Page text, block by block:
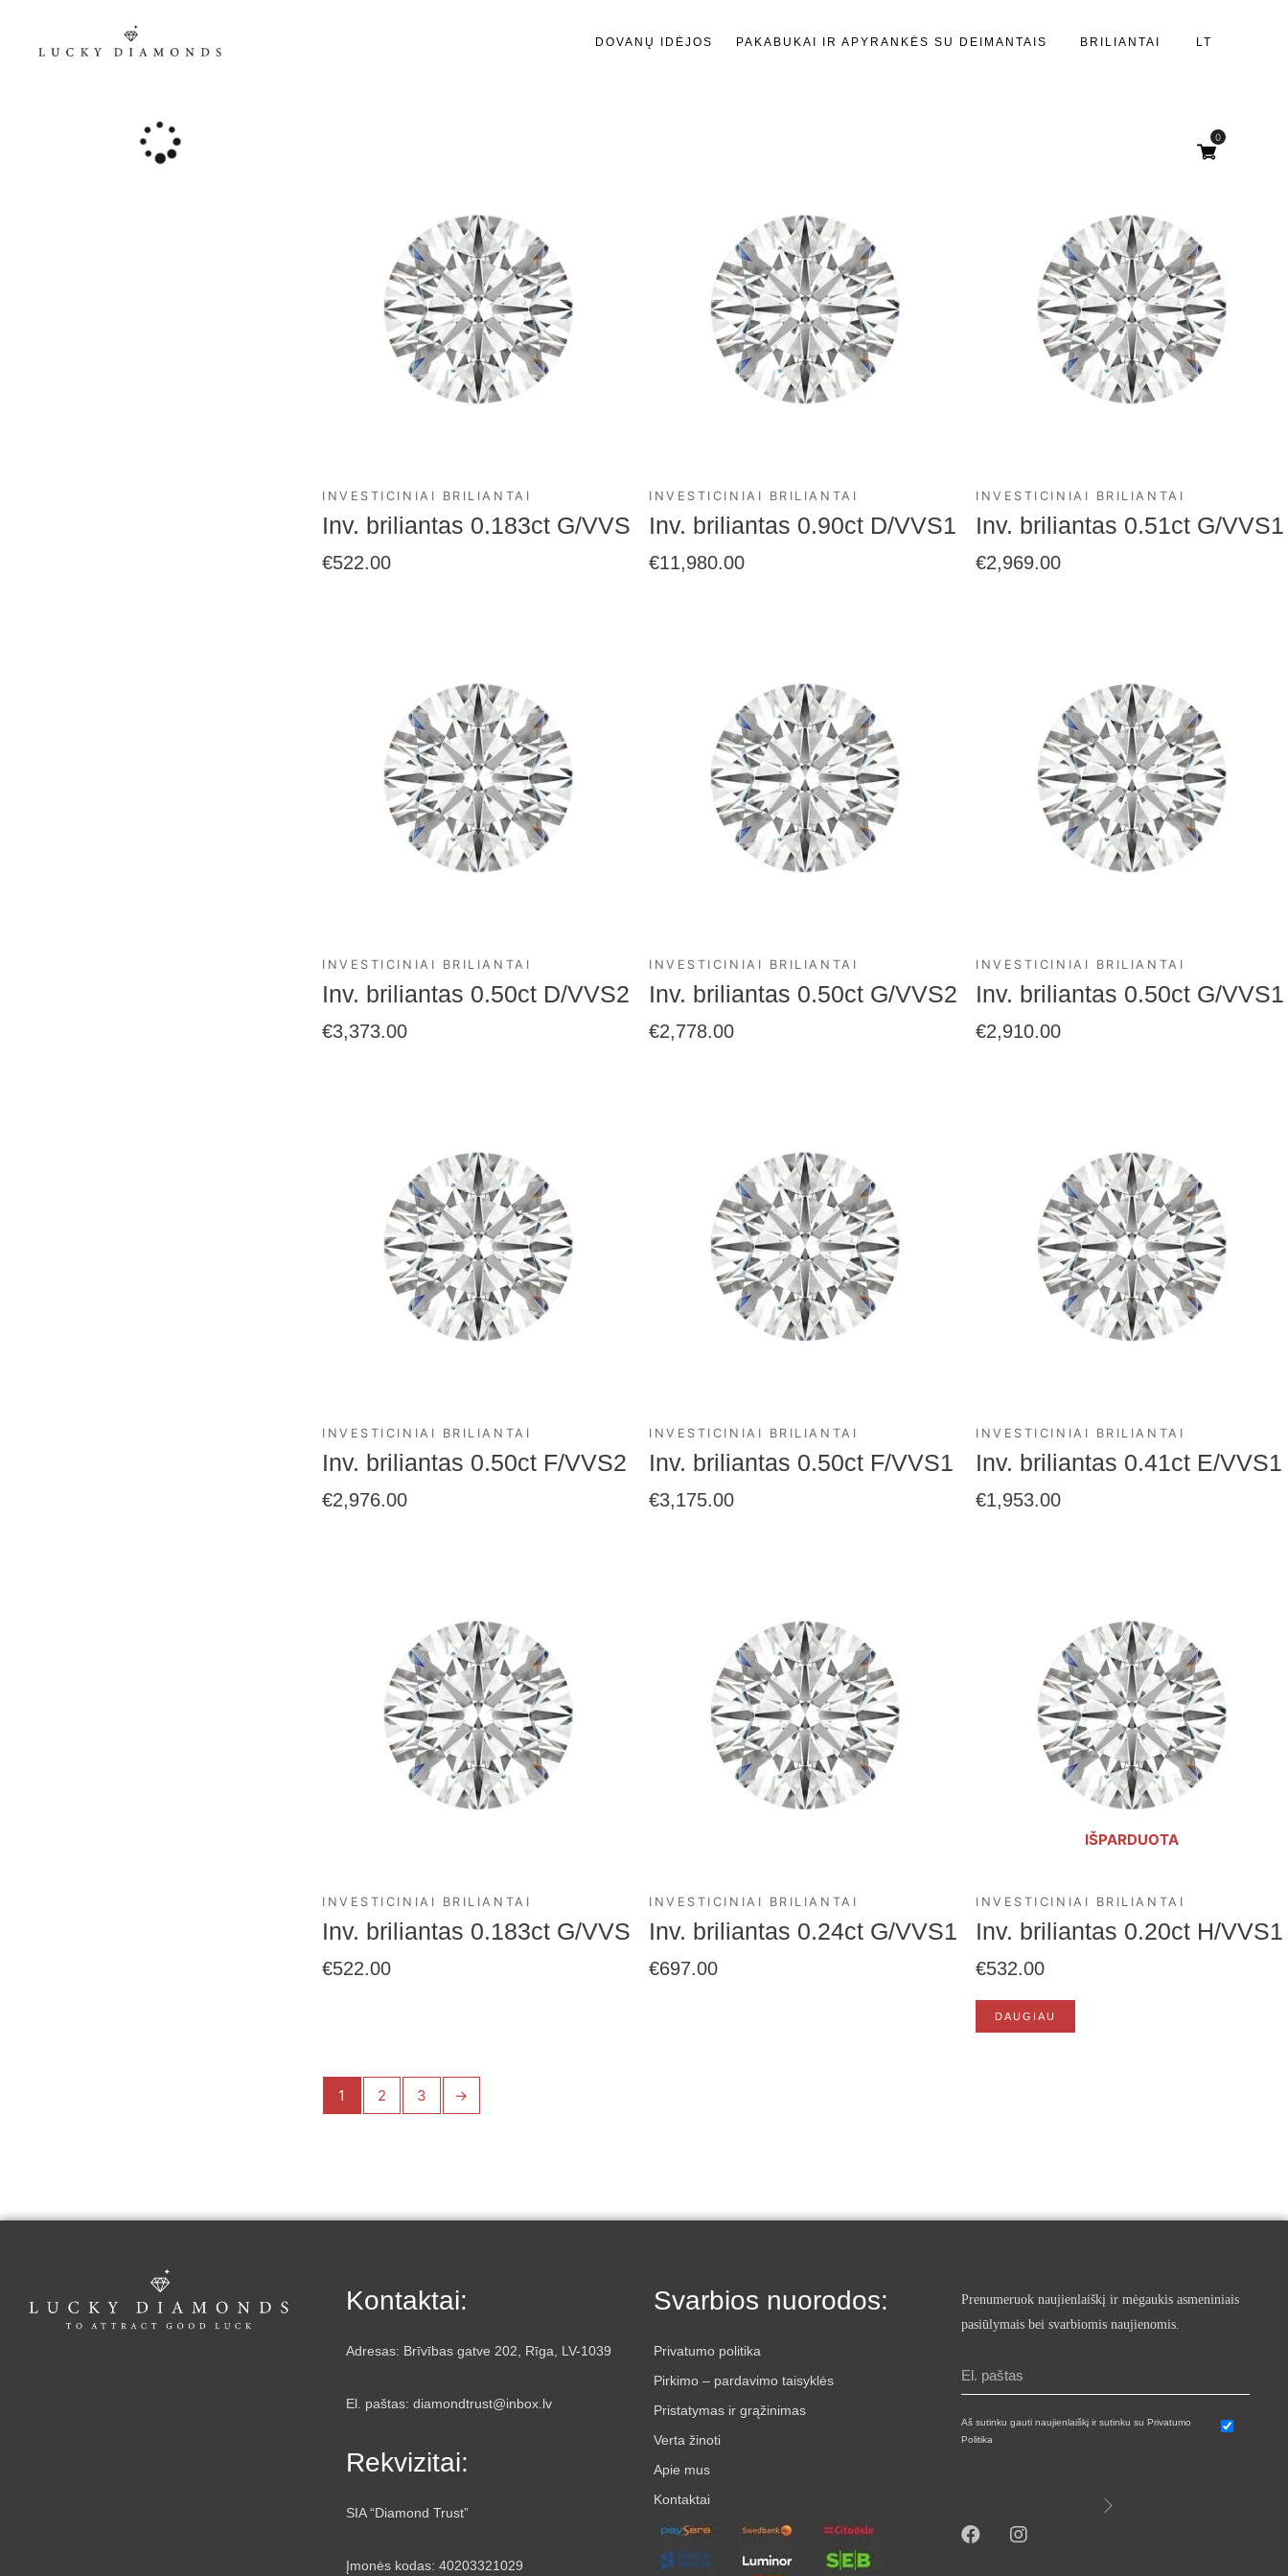
DOVANŲ IDĖJOS PAKABUKAI IR APYRANKĖS SU DEIMANTAIS BRILIANTAI LT
INVESTICINIAI BRILIANTAI
Inv. briliantas 0.183ct G/VVS
€522.00
INVESTICINIAI BRILIANTAI
Inv. briliantas 0.90ct D/VVS1
€11,980.00
INVESTICINIAI BRILIANTAI
Inv. briliantas 0.51ct G/VVS1
€2,969.00
INVESTICINIAI BRILIANTAI
Inv. briliantas 0.50ct D/VVS2
€3,373.00
INVESTICINIAI BRILIANTAI
Inv. briliantas 0.50ct G/VVS2
€2,778.00
INVESTICINIAI BRILIANTAI
Inv. briliantas 0.50ct G/VVS1
€2,910.00
INVESTICINIAI BRILIANTAI
Inv. briliantas 0.50ct F/VVS2
€2,976.00
INVESTICINIAI BRILIANTAI
Inv. briliantas 0.50ct F/VVS1
€3,175.00
INVESTICINIAI BRILIANTAI
Inv. briliantas 0.41ct E/VVS1
€1,953.00
INVESTICINIAI BRILIANTAI
Inv. briliantas 0.183ct G/VVS
€522.00
INVESTICINIAI BRILIANTAI
Inv. briliantas 0.24ct G/VVS1
€697.00
IŠPARDUOTA
INVESTICINIAI BRILIANTAI
Inv. briliantas 0.20ct H/VVS1
€532.00
DAUGIAU
1 2 3 →
Kontaktai:
Adresas: Brīvības gatve 202, Rīga, LV-1039
El. paštas: diamondtrust@inbox.lv
Rekvizitai:
SIA “Diamond Trust”
Įmonės kodas: 40203321029
Svarbios nuorodos:
Privatumo politika
Pirkimo – pardavimo taisyklės
Pristatymas ir grąžinimas
Verta žinoti
Apie mus
Kontaktai
Prenumeruok naujienlaiškį ir mėgaukis asmeniniais
pasiūlymais bei svarbiomis naujienomis.
Aš sutinku gauti naujienlaiškį ir sutinku su Privatumo
Politika
0